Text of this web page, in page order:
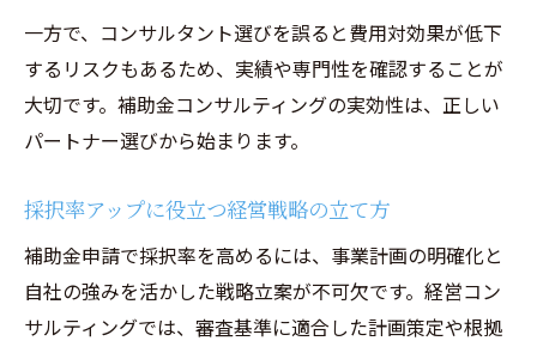
経営コンサルティングで採択率が上がる理
由
補助金コンサルの相場と費用対効果につい
て
を強化
補助金申請で成功するための優先順位付け
一方で、コンサルタント選びを誤ると費用対効果が低下
するリスクもあるため、実績や専門性を確認することが
大切です。補助金コンサルティングの実効性は、正しい
パートナー選びから始まります。
採択率アップに役立つ経営戦略の立て方
補助金申請で採択率を高めるには、事業計画の明確化と
自社の強みを活かした戦略立案が不可欠です。経営コン
サルティングでは、審査基準に適合した計画策定や根拠